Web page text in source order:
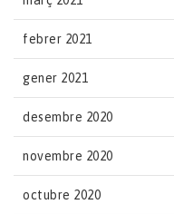
febrer 2021
gener 2021
desembre 2020
novembre 2020
octubre 2020